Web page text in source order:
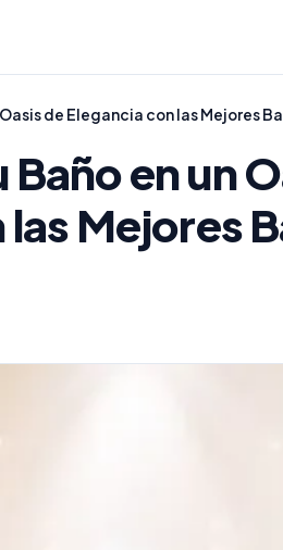
de Elegancia con las Mejores
en un
Mejores